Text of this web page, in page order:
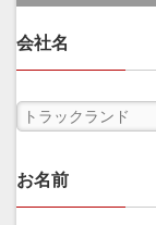
会社名
お名前